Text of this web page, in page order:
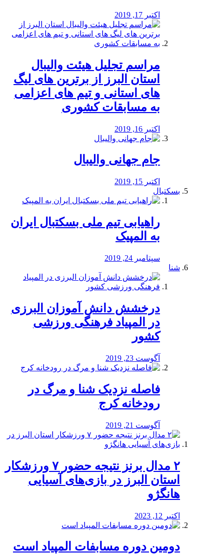
اکتبر 17, 2019
مراسم تجلیل هیئت والیبال
استان البرز از برترین های لیگ
های استانی و تیم های اعزامی
به مسابقات کشوری
اکتبر 16, 2019
جام جهانی والیبال
اکتبر 15, 2019
بسکتبال
راهیابی تیم ملی بسکتبال ایران
به المپیک
سپتامبر 24, 2019
شنا
درخشش دانش آموزان البرزی
در المپیاد فرهنگی ورزشی
کشور
آگوست 23, 2019
️فاصله نزدیک شنا و مرگ در
رودخانه کرج
آگوست 21, 2019
۲ مدال برنز نتیجه حضور ۷ ورزشکار
استان البرز در بازی‌های آسیایی
هانگژو
اکتبر 12, 2023
دومین دوره مسابفات المپیاد است